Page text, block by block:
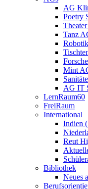
AG
Poetry
Tanz
Mint
AG IT
LernRaum60
FreiRaum
International
Indien
Reut
Bibliothek
Neues